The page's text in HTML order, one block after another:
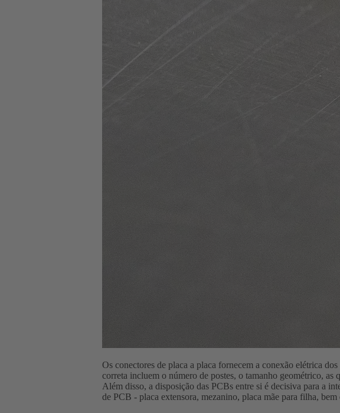
Os conectores de placa a placa fornecem a conexão elétrica
correta incluem o número de postes, o tamanho geométrico, as
Além disso, a disposição das PCBs entre si é decisiva para a
de PCB - placa extensora, mezanino, placa mãe para filha,